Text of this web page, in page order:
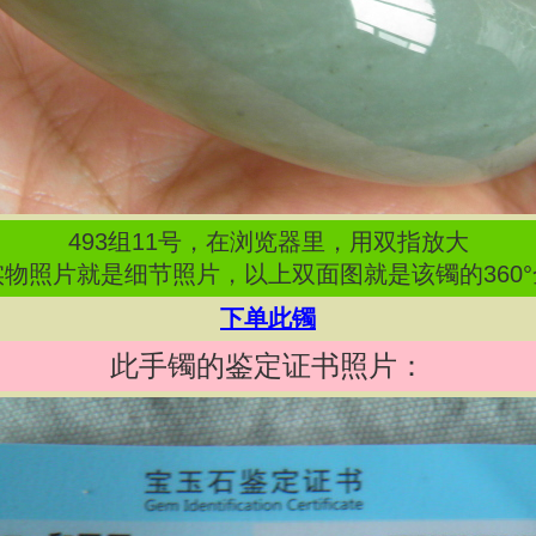
493组 11号，在浏览器里，用双指放大
照片就是细节照片，以上双面图就是该镯的
下单此镯
此手镯的鉴定证书照片：